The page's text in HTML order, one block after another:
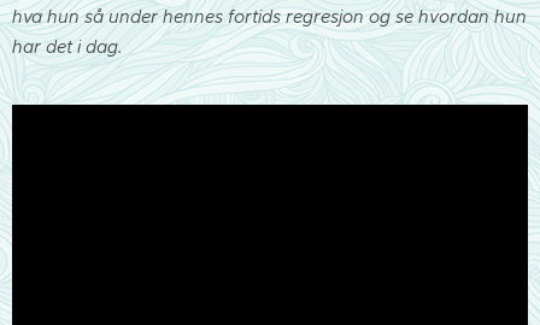
hva hun så under hennes fortids regresjon og se hvordan hun
har det i dag.